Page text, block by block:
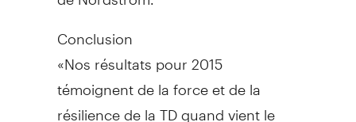
Conclusion
«Nos résultats pour 2015
témoignent de la force et de la
résilience de la TD quand vient le